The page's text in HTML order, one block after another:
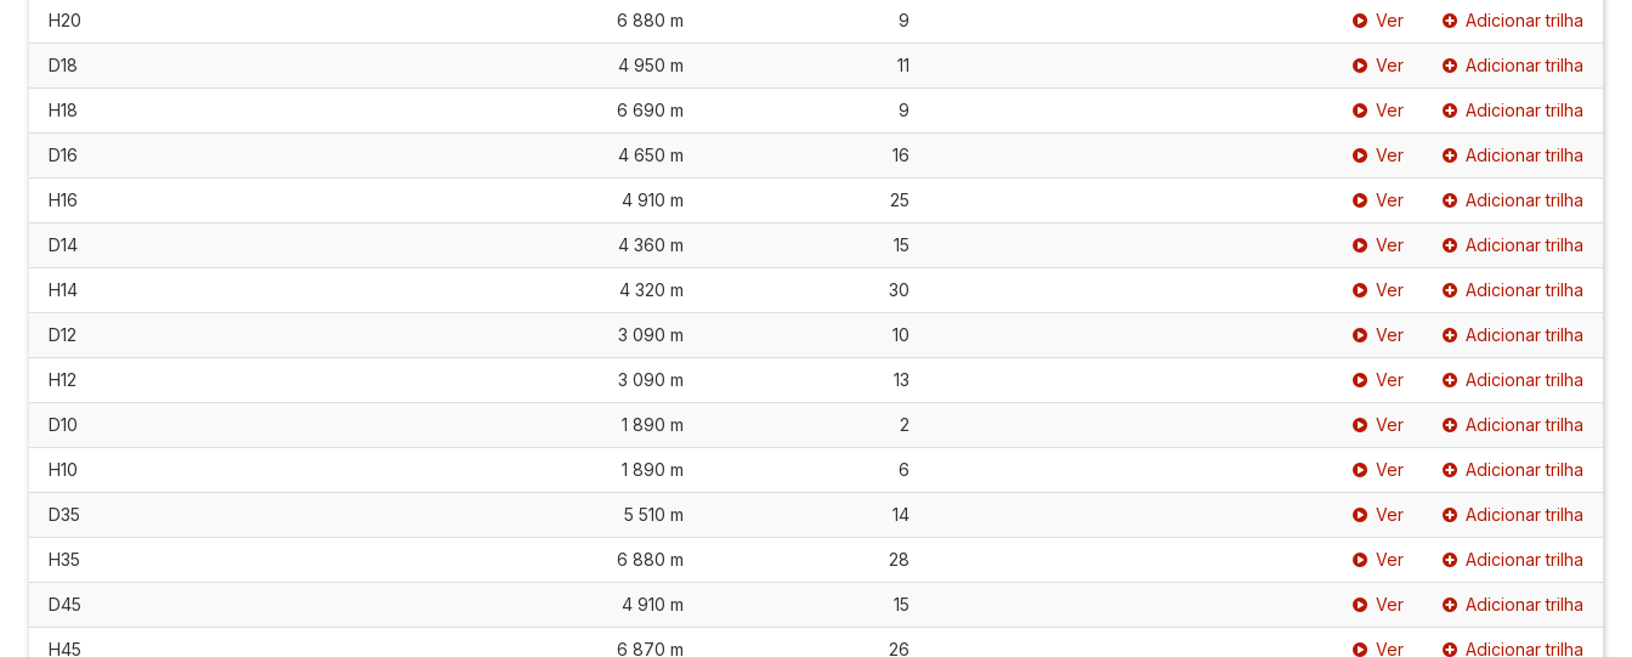
H20 6 880 m 9 Ver Adicionar trilha
D18 4 950 m 11 Ver Adicionar trilha
H18 6 690 m 9 Ver Adicionar trilha
D16 4 650 m 16 Ver Adicionar trilha
H16 4 910 m 25 Ver Adicionar trilha
D14 4 360 m 15 Ver Adicionar trilha
H14 4 320 m 30 Ver Adicionar trilha
D12 3 090 m 10 Ver Adicionar trilha
H12 3 090 m 13 Ver Adicionar trilha
D10 1 890 m 2 Ver Adicionar trilha
H10 1 890 m 6 Ver Adicionar trilha
D35 5 510 m 14 Ver Adicionar trilha
H35 6 880 m 28 Ver Adicionar trilha
D45 4 910 m 15 Ver Adicionar trilha
H45 6 870 m 26 Ver Adicionar trilha